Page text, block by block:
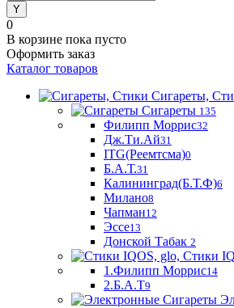
0
В корзине пока пусто
Оформить заказ
Каталог товаров
Сигареты,
Сигареты 135
Филипп Моррис32
Дж.Ти.Ай31
ITG(Реемтсма)0
Б.А.Т.31
Калининград(Б.Т.Ф)6
Милано8
Чапман12
Эссе13
Донской Табак 2
Стики
1.Филипп Моррис14
2.Б.А.Т9